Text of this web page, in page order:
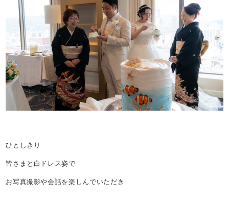
ひとしきり
皆さまと白ドレス姿で
お写真撮影や会話を楽しんでいただき